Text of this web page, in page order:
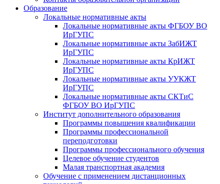
Образование
Локальные нормативные акты
Локальные нормативные акты ФГБОУ ВО
ИрГУПС
Локальные нормативные акты ЗабИЖТ
ИрГУПС
Локальные нормативные акты КрИЖТ
ИрГУПС
Локальные нормативные акты УУКЖТ
ИрГУПС
Локальные нормативные акты СКТиС
ФГБОУ ВО ИрГУПС
Институт дополнительного образования
Программы повышения квалификации
Программы профессиональной
переподготовки
Программы профессионального обучения
Целевое обучение студентов
Малая транспортная академия
Обучение с применением дистанционных